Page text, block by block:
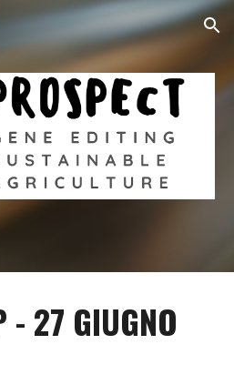
Skip to navigation
- 27 GIUGNO